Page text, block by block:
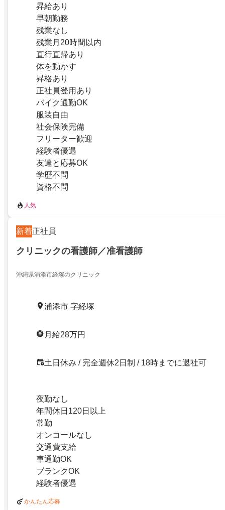
昇給あり
早朝勤務
残業なし
残業月20時間以内
直行直帰あり
体を動かす
昇格あり
正社員登用あり
バイク通勤OK
服装自由
社会保険完備
フリーター歓迎
経験者優遇
友達と応募OK
学歴不問
資格不問
人気
新着正社員
クリニックの看護師／准看護師
沖縄県浦添市経塚のクリニック
浦添市 字経塚
月給28万円
土日休み / 完全週休2日制 / 18時までに退社可
夜勤なし
年間休日120日以上
常勤
オンコールなし
交通費支給
車通勤OK
ブランクOK
経験者優遇
かんたん応募